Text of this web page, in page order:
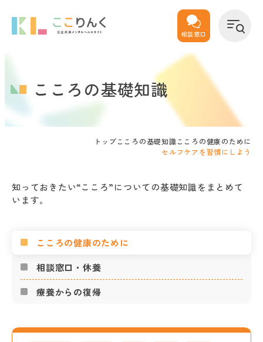
相談窓口
こころの基礎知識
トップこころの基礎知識こころの健康のために
セルフケアを習慣にしよう
知っておきたい“こころ”についての基礎知識をまとめて
います。
こころの健康のために
相談窓口・休養
療養からの復帰